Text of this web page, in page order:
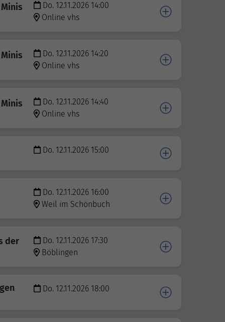
Do. 12.11.2026 14:00
Online vhs
Do. 12.11.2026 14:20
Online vhs
Do. 12.11.2026 14:40
Online vhs
Do. 12.11.2026 15:00
Do. 12.11.2026 16:00
Weil im Schönbuch
der
Do. 12.11.2026 17:30
Böblingen
Do. 12.11.2026 18:00